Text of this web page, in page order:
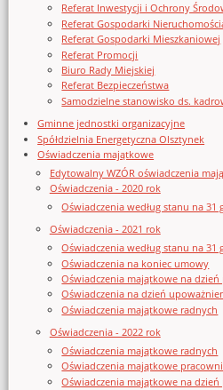
Referat Inwestycji i Ochrony
Referat Gospodarki
Referat Gospodarki Mieszkaniowej
Referat Promocji
Biuro Rady Miejskiej
Referat Bezpieczeństwa
Samodzielne stanowisko ds.
Gminne jednostki organizacyjne
Spółdzielnia Energetyczna Olsztynek
Oświadczenia majątkowe
Edytowalny WZÓR oświadczenia
Oświadczenia - 2020 rok
Oświadczenia według stanu na 31
Oświadczenia - 2021 rok
Oświadczenia według stanu na 31
Oświadczenia na koniec umowy
Oświadczenia majątkowe na dzień
Oświadczenia na dzień
Oświadczenia majątkowe radnych
Oświadczenia - 2022 rok
Oświadczenia majątkowe radnych
Oświadczenia majątkowe
Oświadczenia majątkowe na dzień